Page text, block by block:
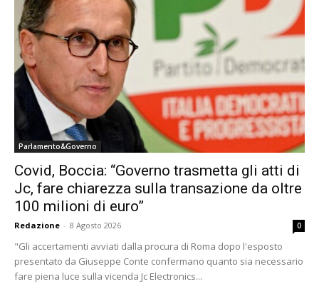
Parlamento&Governo
Covid, Boccia: “Governo trasmetta gli atti di
Jc, fare chiarezza sulla transazione da oltre
100 milioni di euro”
Redazione - 8 Agosto 2026 0
"Gli accertamenti avviati dalla procura di Roma dopo l'esposto
presentato da Giuseppe Conte confermano quanto sia necessario
fare piena luce sulla vicenda Jc Electronics...